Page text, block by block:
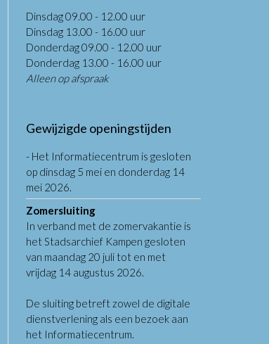
Dinsdag 09.00 - 12.00 uur
Dinsdag 13.00 - 16.00 uur
Donderdag 09.00 - 12.00 uur
Donderdag 13.00 - 16.00 uur
Alleen op afspraak
Gewijzigde openingstijden
- Het Informatiecentrum is gesloten
op dinsdag 5 mei en donderdag 14
mei 2026.
Zomersluiting
In verband met de zomervakantie is
het Stadsarchief Kampen gesloten
van maandag 20 juli tot en met
vrijdag 14 augustus 2026.
De sluiting betreft zowel de digitale
dienstverlening als een bezoek aan
het Informatiecentrum.